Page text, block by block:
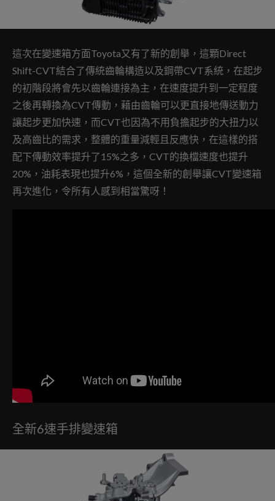
這次在變速箱方面Toyota又有了新的創舉，這顆Direct
Shift-CVT結合了傳統齒輪構造以及鋼帶CVT系統，在起步
的初階段將會先以齒輪連接為主，在速度提升到一定程度
之後再轉換為CVT傳動，藉由齒輪可以更直接地傳送動力
讓起步更加快速，而CVT也因為不用負擔起步的大扭力以
及高齒比的需求，整體的重量減輕且反應快，在這樣的搭
配下傳動效率提升了15%之多，CVT的換檔速度也提升
20%，油耗表現也提升6%，這個全新的創舉讓CVT變速箱
再次進化，令所有人感到相當驚呀！
全新6速手排變速箱